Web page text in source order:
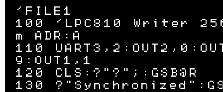
'FILE1
100 'LPC810 Writer
m ADR:A
110
9:OUT1,1
120 CLS:?"?";:GSB@R
130